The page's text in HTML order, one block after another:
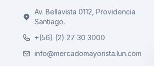
Av. Bellavista 0112, Providencia
Santiago.
+(56) (2) 27 30 3000
info@mercadomayorista.lun.com